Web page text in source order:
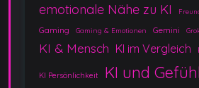
emotionale Nähe zu KI
Gaming Gaming & Emotionen Gemini
KI & Mensch KI im Vergleich
KI Persönlichkeit KI und Gefühl